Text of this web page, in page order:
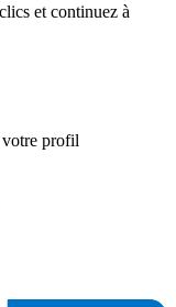
et continuez à
votre profil